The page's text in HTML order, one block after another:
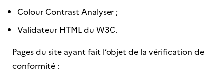
Colour Contrast Analyser ;
Validateur HTML du W3C.
Pages du site ayant fait l’objet de la vérification de
conformité :